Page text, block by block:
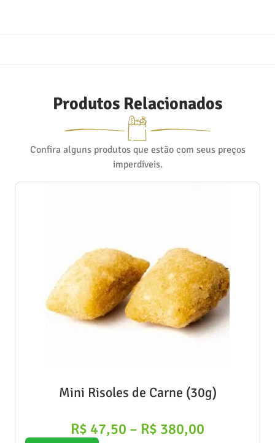
Produtos Relacionados
Confira alguns produtos que estão com seus preços
imperdíveis.
Mini Risoles de Carne (30g)
R$ 47,50 – R$ 380,00